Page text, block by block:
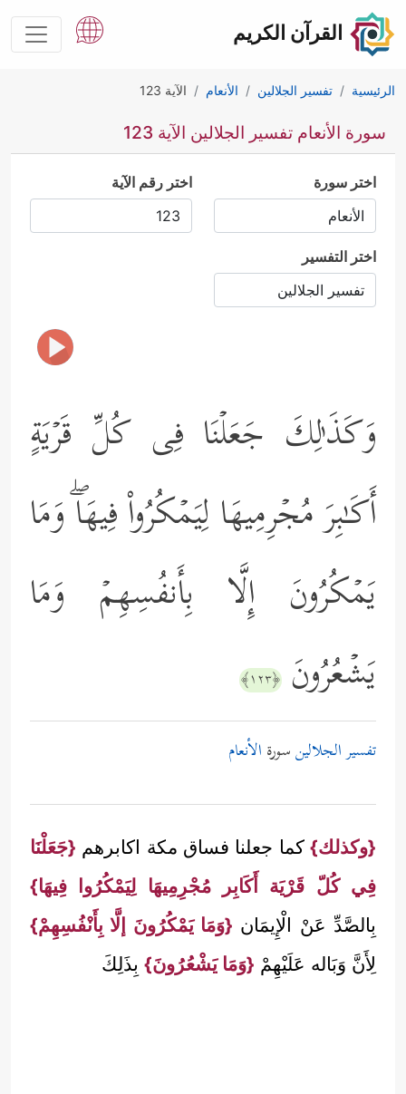
القرآن الكريم
الرئيسية تفسير الجلالين الأنعام الآية 123
سورة الأنعام تفسير الجلالين الآية 123
اختر سورة اختر رقم الآية
اختر التفسير
وَكَذَ ٰ⁠لِكَ جَعَلۡنَا فِی كُلِّ قَرۡیَةٍ
أَكَـٰبِرَ مُجۡرِمِیهَا لِیَمۡكُرُواْ فِیهَاۖ وَمَا
یَمۡكُرُونَ إِلَّا بِأَنفُسِهِمۡ وَمَا
یَشۡعُرُونَ ﴿١٢٣﴾
تفسير الجلالينسورة الأنعام
{وكذلك} كما جعلنا فساق مكة اكابرهم {جَعَلْنَا
فِي كُلّ قَرْيَة أَكَابِر مُجْرِمِيهَا لِيَمْكُرُوا فِيهَا}
بِالصَّدِّ عَنْ الْإِيمَان {وَمَا يَمْكُرُونَ إلَّا بِأَنْفُسِهِمْ}
لِأَنَّ وَبَاله عَلَيْهِمْ {وَمَا يَشْعُرُونَ} بِذَلِكَ